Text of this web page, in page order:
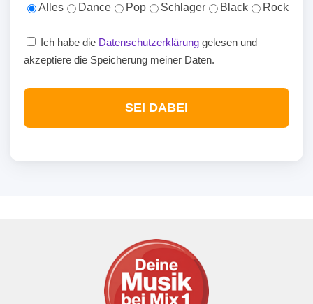
Alles
Dance Pop Schlager Black Rock
Ich habe die Datenschutzerklärung gelesen und
akzeptiere die Speicherung meiner Daten.
SEI DABEI